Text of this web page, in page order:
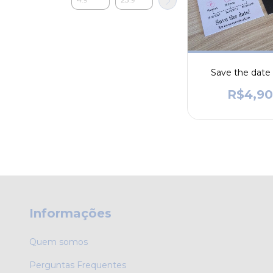
Save the
R$4,90
Informações
Quem somos
Perguntas Frequentes